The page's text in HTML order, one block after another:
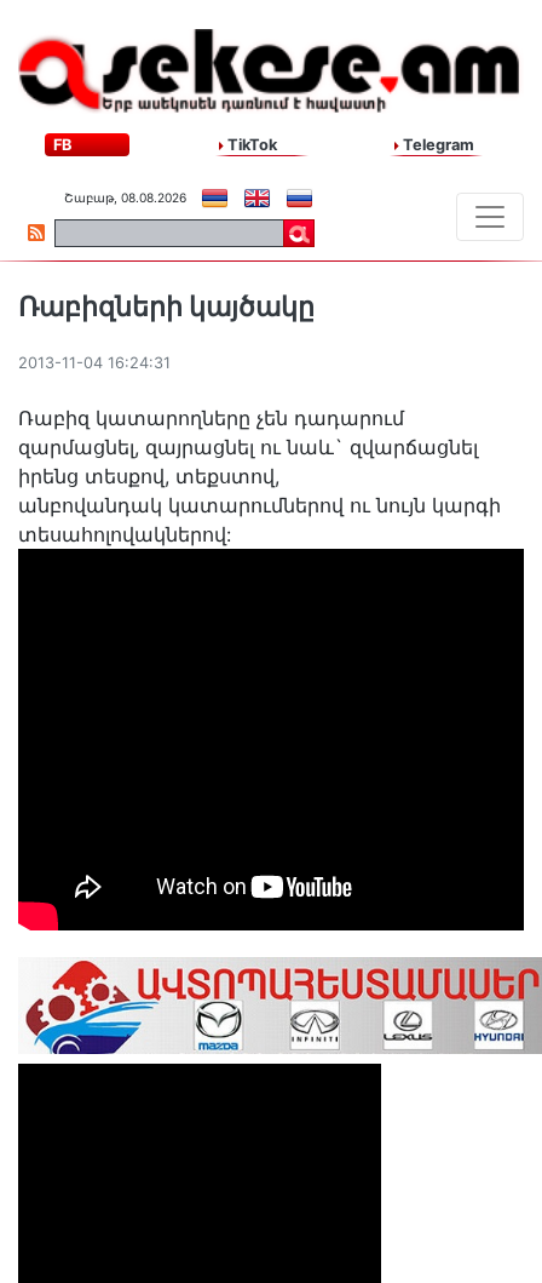
FB TikTok Telegram
Շաբաթ, 08.08.2026
Ռաբիզների կայծակը
2013-11-04 16:24:31
Ռաբիզ կատարողները չեն դադարում
զարմացնել, զայրացնել ու նաև` զվարճացնել
իրենց տեսքով, տեքստով,
անբովանդակ կատարումներով ու նույն կարգի
տեսահոլովակներով: